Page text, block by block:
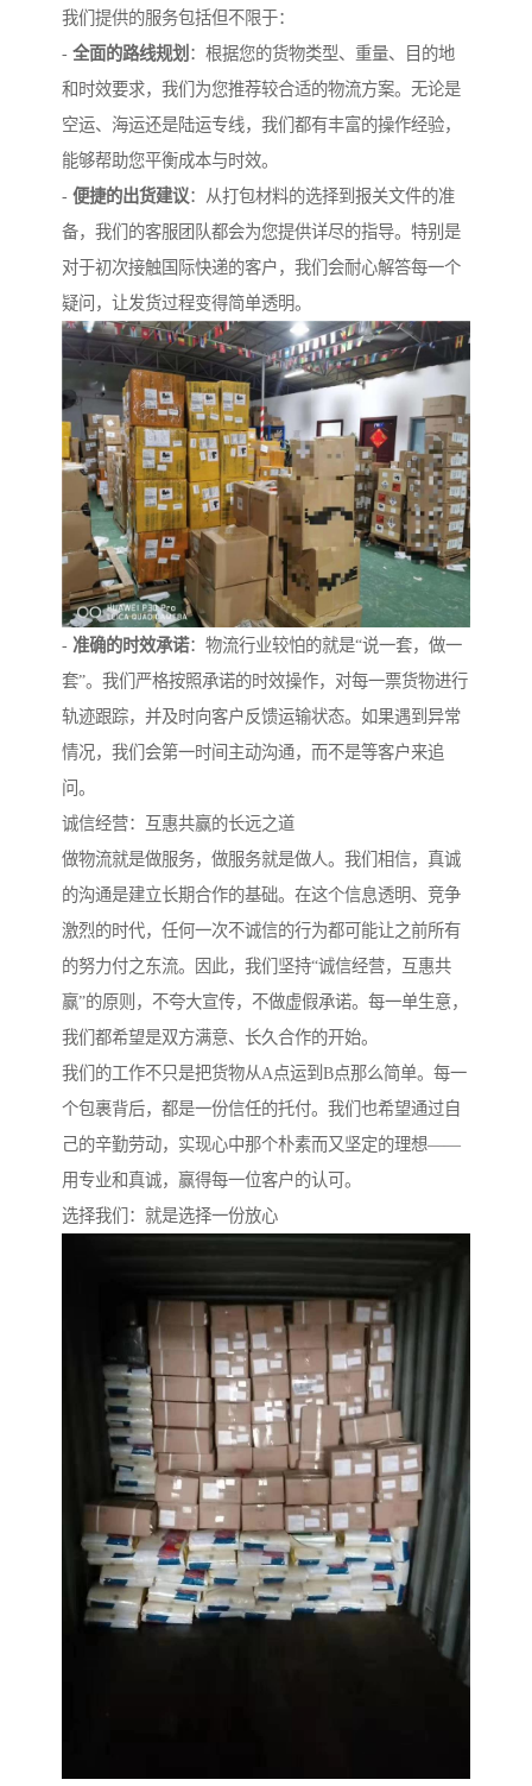
我们提供的服务包括但不限于：
- 全面的路线规划 ：根据您的货物类型、重量、目的地
和时效要求，我们为您推荐较合适的物流方案。无论是
空运、海运还是陆运专线，我们都有丰富的操作经验，
能够帮助您平衡成本与时效。
- 便捷的出货建议：从打包材料的选择到报关文件的准
备，我们的客服团队都会为您提供详尽的指导。特别是
对于初次接触国际快递的客户，我们会耐心解答每一个
疑问，让发货过程变得简单透明。
- 准确的时效承诺：物流行业较怕的就是“说一套，做一
套”。我们严格按照承诺的时效操作，对每一票货物进行
轨迹跟踪，并及时向客户反馈运输状态。如果遇到异常
情况，我们会第一时间主动沟通，而不是等客户来追
问。
诚信经营：互惠共赢的长远之道
做物流就是做服务，做服务就是做人。我们相信，真诚
的沟通是建立长期合作的基础。在这个信息透明、竞争
激烈的时代，任何一次不诚信的行为都可能让之前所有
的努力付之东流。因此，我们坚持“诚信经营，互惠共
赢”的原则，不夸大宣传，不做虚假承诺。每一单生意，
我们都希望是双方满意、长久合作的开始。
我们的工作不只是把货物从A点运到B点那么简单。每一
个包裹背后，都是一份信任的托付。我们也希望通过自
己的辛勤劳动，实现心中那个朴素而又坚定的理想——
用专业和真诚，赢得每一位客户的认可。
选择我们：就是选择一份放心